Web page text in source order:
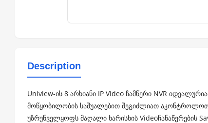
Description
Uniview-ის 8 არხიანი IP Video ჩამწერი NVR
მოწყობილობის საშუალებით შეგიძლიათ
უზრუნველყოფს მაღალი ხარისხის Videoჩანაწერების